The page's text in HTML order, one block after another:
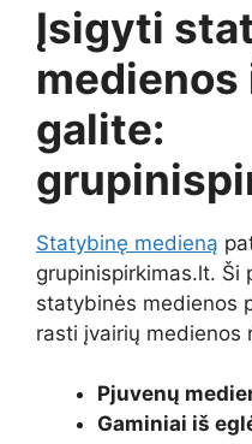
Įsigyti
galite:
Statybinę medieną
grupinispirkimas.lt. Ši
statybinės medienos
rasti įvairių medienos
Pjuvenų
Gaminiai iš